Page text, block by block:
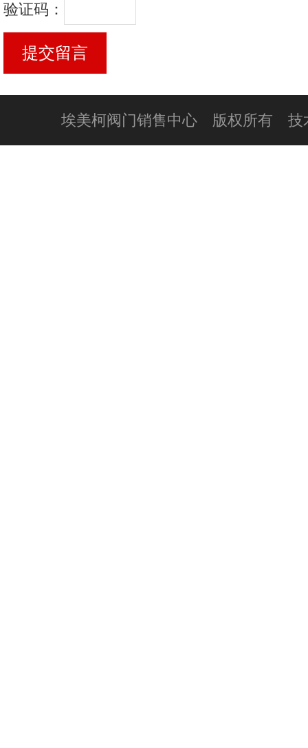
验证码：
埃美柯阀门销售中心 版权所有 技